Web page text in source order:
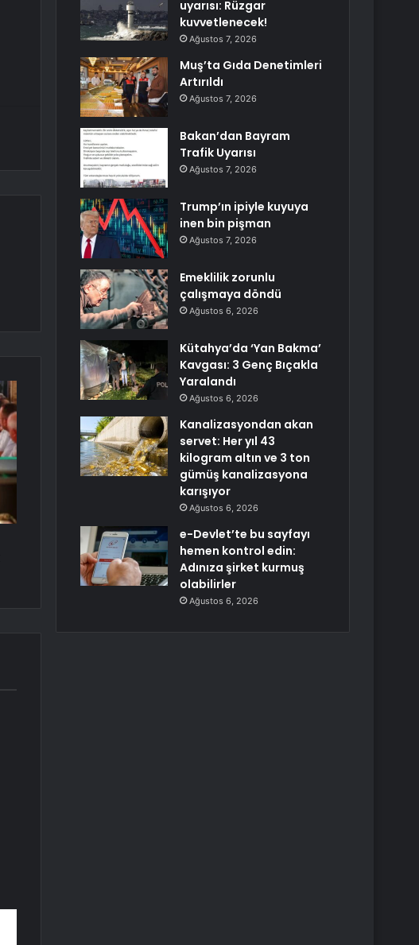
uyarısı: Rüzgar
kuvvetlenecek!
Ağustos 7, 2026
Muş’ta Gıda Denetimleri
Artırıldı
Ağustos 7, 2026
Bakan’dan Bayram
Trafik Uyarısı
Ağustos 7, 2026
Trump’ın ipiyle kuyuya
inen bin pişman
Ağustos 7, 2026
Emeklilik zorunlu
çalışmaya döndü
Ağustos 6, 2026
Kütahya’da ‘Yan Bakma’
Kavgası: 3 Genç Bıçakla
Yaralandı
Ağustos 6, 2026
Kanalizasyondan akan
servet: Her yıl 43
kilogram altın ve 3 ton
gümüş kanalizasyona
karışıyor
Ağustos 6, 2026
e-Devlet’te bu sayfayı
hemen kontrol edin:
Adınıza şirket kurmuş
olabilirler
Ağustos 6, 2026